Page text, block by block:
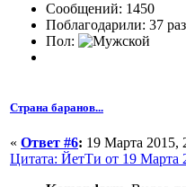
Сообщений: 1450
Поблагодарили: 37
Пол:
Страна баранов...
« Ответ #6: 19 Марта 2015,
Цитата: ЙетТи от 19 Марта